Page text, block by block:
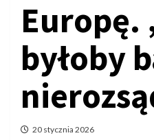
Europę.
byłoby
20 stycznia 2026